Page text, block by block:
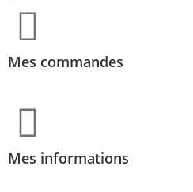
Mes commandes
Mes informations